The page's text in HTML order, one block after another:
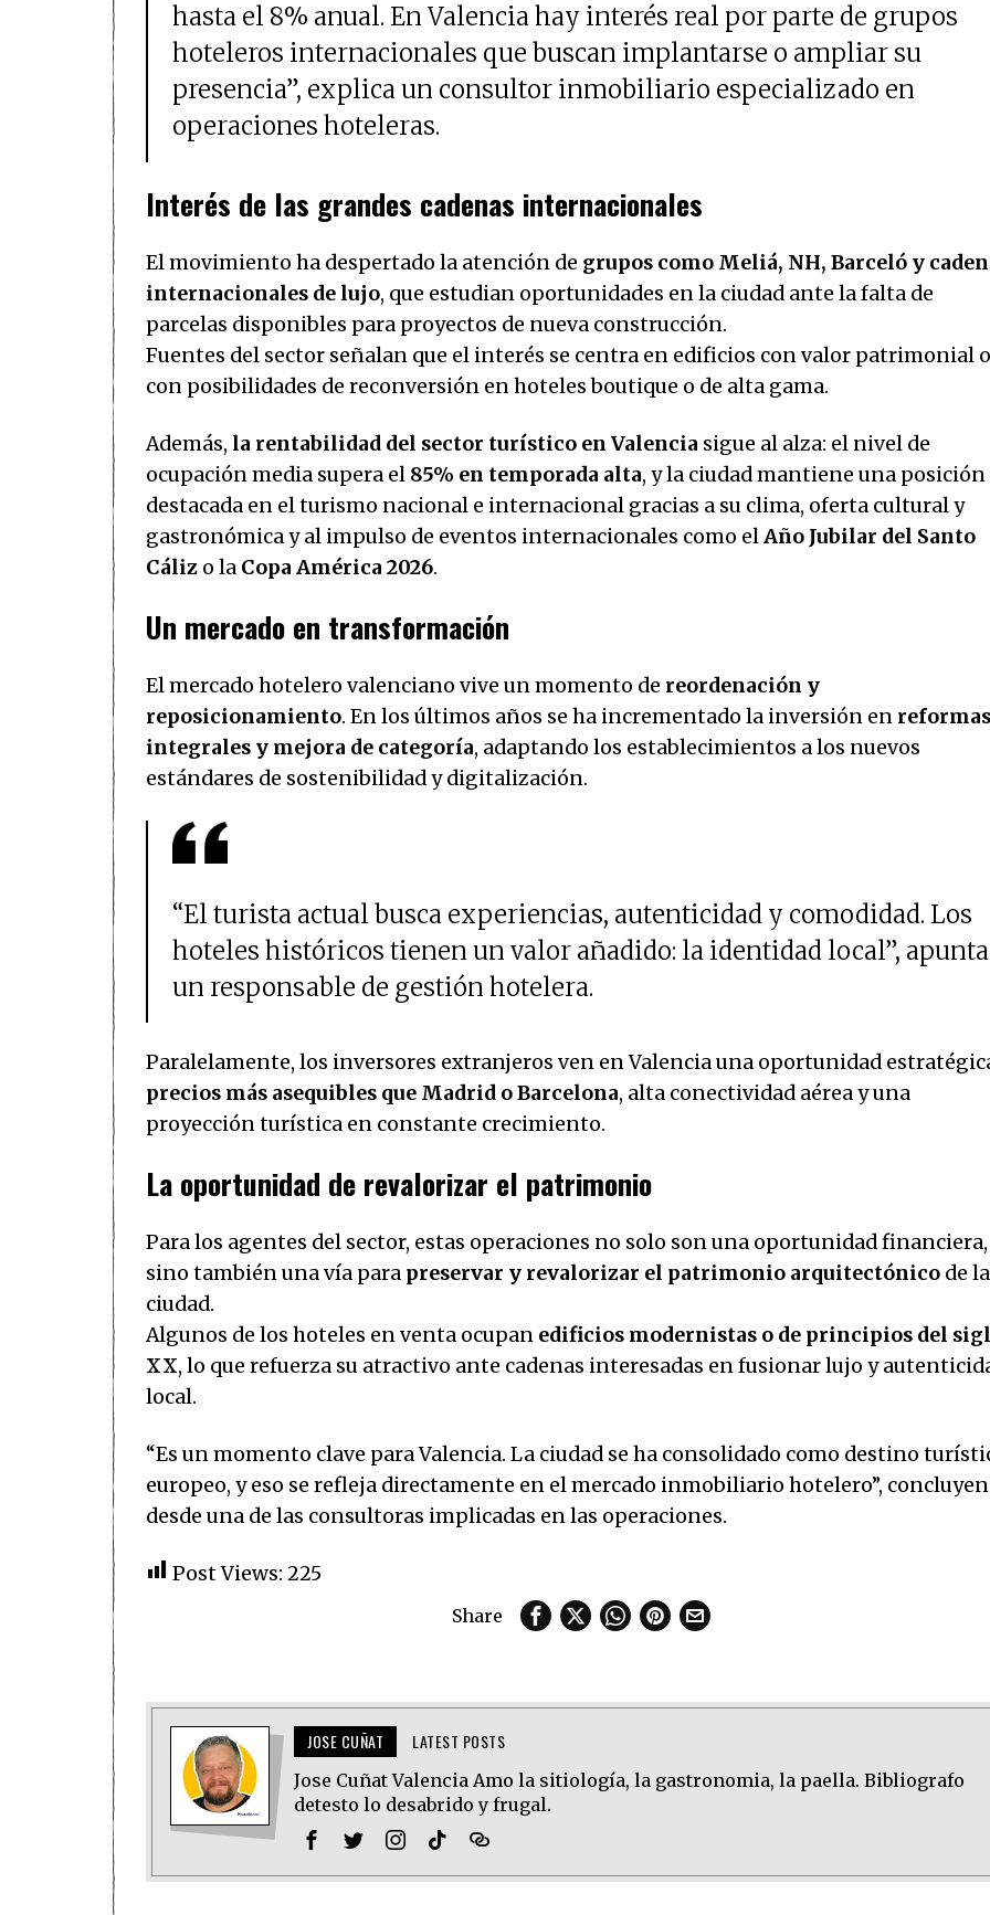
hasta el 8% anual. En Valencia hay interés real por parte de grupos
hoteleros internacionales que buscan implantarse o ampliar su
presencia”, explica un consultor inmobiliario especializado en
operaciones hoteleras.
Interés de las grandes cadenas internacionales
El movimiento ha despertado la atención de grupos como Meliá, NH, Barceló y
internacionales de lujo, que estudian oportunidades en la ciudad ante la falta de
parcelas disponibles para proyectos de nueva construcción.
Fuentes del sector señalan que el interés se centra en edificios con valor patrimonial o
con posibilidades de reconversión en hoteles boutique o de alta gama.
Además, la rentabilidad del sector turístico en Valencia sigue al alza: el nivel de
ocupación media supera el 85% en temporada alta, y la ciudad mantiene una posición
destacada en el turismo nacional e internacional gracias a su clima, oferta cultural y
gastronómica y al impulso de eventos internacionales como elAño Jubilar del Santo
Cáliz o la Copa América 2026.
Un mercado en transformación
El mercado hotelero valenciano vive un momento de reordenación y
reposicionamiento. En los últimos años se ha incrementado la inversión en reformas
integrales y mejora de categoría, adaptando los establecimientos a los nuevos
estándares de sostenibilidad y digitalización.
“El turista actual busca experiencias, autenticidad y comodidad. Los
hoteles históricos tienen un valor añadido: la identidad local”, apunta
un responsable de gestión hotelera.
Paralelamente, los inversores extranjeros ven en Valencia una oportunidad
precios más asequibles que Madrid o Barcelona, alta conectividad aérea y una
proyección turística en constante crecimiento.
La oportunidad de revalorizar el patrimonio
Para los agentes del sector, estas operaciones no solo son una oportunidad financiera,
sino también una vía para preservar y revalorizar el patrimonio arquitectónico de la
ciudad.
Algunos de los hoteles en venta ocupan edificios modernistas o de principios del
XX, lo que refuerza su atractivo ante cadenas interesadas en fusionar lujo y
local.
“Es un momento clave para Valencia. La ciudad se ha consolidado como destino
europeo, y eso se refleja directamente en el mercado inmobiliario hotelero”, concluyen
desde una de las consultoras implicadas en las operaciones.
Post Views: 225
Share
JOSE CUÑAT LATEST POSTS
Jose Cuñat Valencia Amo la sitiología, la gastronomia, la paella. Bibliografo
detesto lo desabrido y frugal.